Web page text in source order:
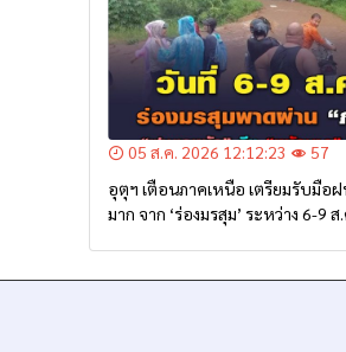
05 ส.ค. 2026 12:12:23
57
อุตุฯ เตือนภาคเหนือ เตรียมรับมือ
มาก จาก ‘ร่องมรสุม’ ระหว่าง 6-9 ส